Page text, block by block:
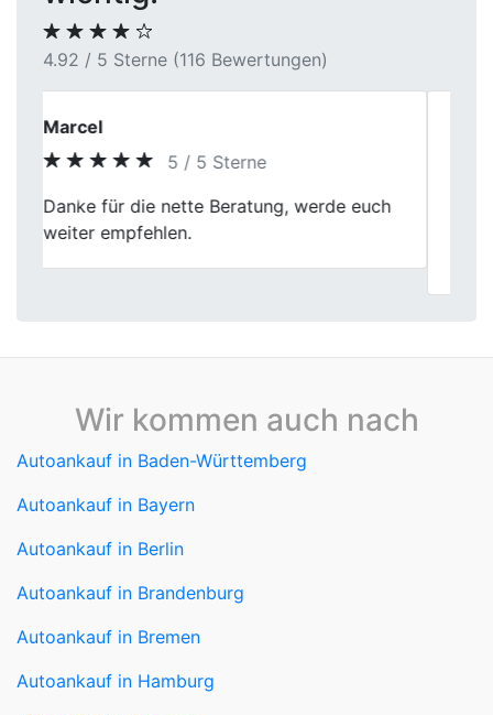
4.92 / 5 Sterne (116 Bewertungen)
Thomas Lehner
5 / 5 Sterne
Der Fahrzeugverkauf wurde effizient und
sachlich durchgeführt. Die Bewertung war
Previous
Wir kommen auch nach
Autoankauf in Baden-Württemberg
Autoankauf in Bayern
Autoankauf in Berlin
Autoankauf in Brandenburg
Autoankauf in Bremen
Autoankauf in Hamburg